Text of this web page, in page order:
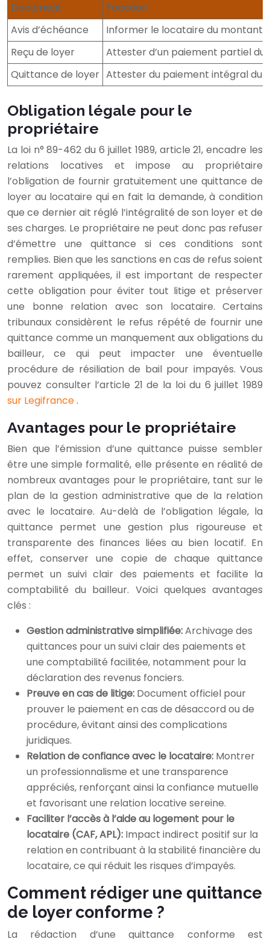
Document
Fonction
Avis d’échéance
Informer le locataire du montant
Reçu de loyer
Attester d’un paiement partiel du
Quittance de loyer Attester du paiement intégral du
Obligation légale pour le
propriétaire
La loi n° 89-462 du 6 juillet 1989, article 21, encadre les
relations locatives et impose au propriétaire
l’obligation de fournir gratuitement une quittance de
loyer au locataire qui en fait la demande, à condition
que ce dernier ait réglé l’intégralité de son loyer et de
ses charges. Le propriétaire ne peut donc pas refuser
d’émettre une quittance si ces conditions sont
remplies. Bien que les sanctions en cas de refus soient
rarement appliquées, il est important de respecter
cette obligation pour éviter tout litige et préserver
une bonne relation avec son locataire. Certains
tribunaux considèrent le refus répété de fournir une
quittance comme un manquement aux obligations du
bailleur, ce qui peut impacter une éventuelle
procédure de résiliation de bail pour impayés. Vous
pouvez consulter l’article 21 de la loi du 6 juillet 1989
sur Legifrance.
Avantages pour le propriétaire
Bien que l’émission d’une quittance puisse sembler
être une simple formalité, elle présente en réalité de
nombreux avantages pour le propriétaire, tant sur le
plan de la gestion administrative que de la relation
avec le locataire. Au-delà de l’obligation légale, la
quittance permet une gestion plus rigoureuse et
transparente des finances liées au bien locatif. En
effet, conserver une copie de chaque quittance
permet un suivi clair des paiements et facilite la
comptabilité du bailleur. Voici quelques avantages
clés :
Gestion administrative simplifiée:Archivage des
quittances pour un suivi clair des paiements et
une comptabilité facilitée, notamment pour la
déclaration des revenus fonciers.
Preuve en cas de litige: Document officiel pour
prouver le paiement en cas de désaccord ou de
procédure, évitant ainsi des complications
juridiques.
Relation de confiance avec le locataire: Montrer
un professionnalisme et une transparence
appréciés, renforçant ainsi la confiance mutuelle
et favorisant une relation locative sereine.
Faciliter l’accès à l’aide au logement pour le
locataire (CAF, APL): Impact indirect positif sur la
relation en contribuant à la stabilité financière du
locataire, ce qui réduit les risques d’impayés.
Comment rédiger une quittance
de loyer conforme ?
La rédaction d’une quittance conforme est